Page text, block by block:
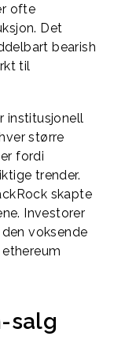
ofte
Det
bearish
til
institusjonell
større
fordi
trender.
skapte
Investorer
voksende
salg